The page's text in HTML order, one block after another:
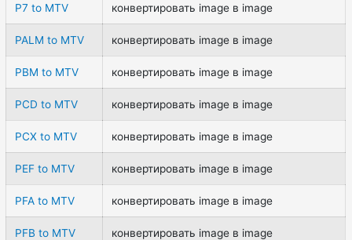
P7 to MTV конвертировать image в image
PALM to MTV конвертировать image в image
PBM to MTV конвертировать image в image
PCD to MTV конвертировать image в image
PCX to MTV конвертировать image в image
PEF to MTV конвертировать image в image
PFA to MTV конвертировать image в image
PFB to MTV конвертировать image в image